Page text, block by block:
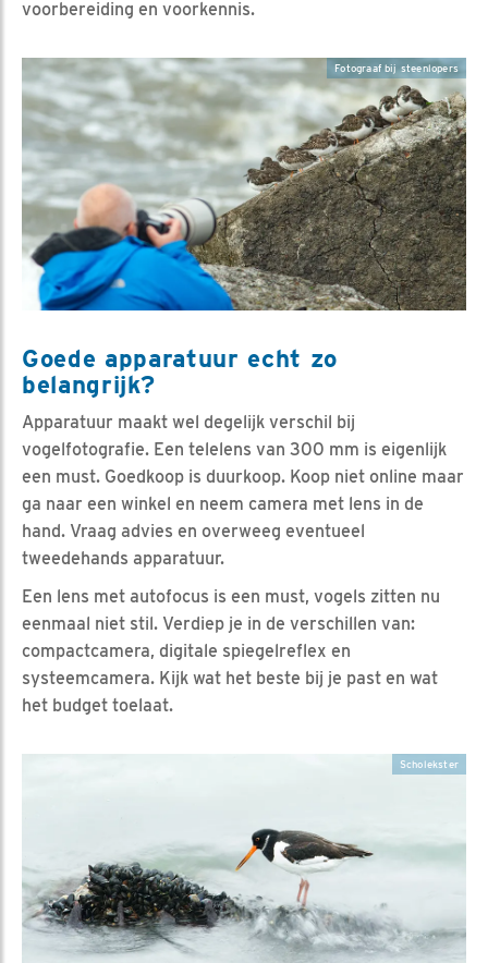
voorbereiding en voorkennis.
Fotograaf bij steenlopers
Goede apparatuur echt zo
belangrijk?
Apparatuur maakt wel degelijk verschil bij
vogelfotografie. Een telelens van 300 mm is eigenlijk
een must. Goedkoop is duurkoop. Koop niet online maar
ga naar een winkel en neem camera met lens in de
hand. Vraag advies en overweeg eventueel
tweedehands apparatuur.
Een lens met autofocus is een must, vogels zitten nu
eenmaal niet stil. Verdiep je in de verschillen van:
compactcamera, digitale spiegelreflex en
systeemcamera. Kijk wat het beste bij je past en wat
het budget toelaat.
Scholekster